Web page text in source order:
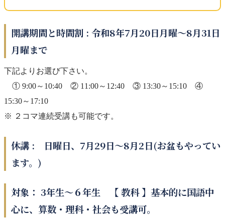
開講期間と時間割 : 令和8年7月20日月曜～8月31日
月曜まで
下記よりお選び下さい。
① 9:00～10:40 ② 11:00～12:40 ③ 13:30～15:10 ④
15:30～17:10
※ ２コマ連続受講も可能です。
休講 : 日曜日、7月29日～8月2日(お盆もやってい
ます。)
対象： 3年生～６年生 【 教科 】基本的に国語中
心に、算数・理科・社会も受講可。